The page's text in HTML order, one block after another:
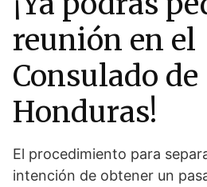
reunión en el
Consulado de
Honduras!
El procedimiento para
intención de obtener un